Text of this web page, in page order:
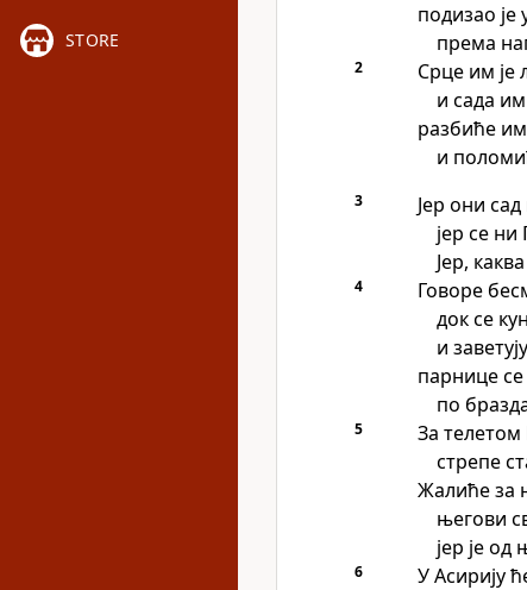
STORE
подизао је
према
2
Срце им је
и сада
разбиће
и
3
Јер они
јер се
Јер,
4
Говоре
док се
и
парнице
по
5
За
стрепе
Жалиће за
његови
јер је
6
У Асирију